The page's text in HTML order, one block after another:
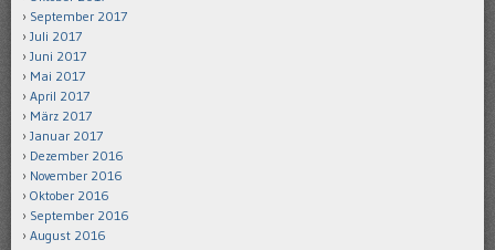
September 2017
Juli 2017
Juni 2017
Mai 2017
April 2017
März 2017
Januar 2017
Dezember 2016
November 2016
Oktober 2016
September 2016
August 2016